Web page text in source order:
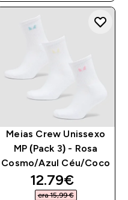
Meias Crew Unissexo
MP (Pack 3) - Rosa
Cosmo/Azul Céu/Coco
discounted
12.79€‎
era 15,99 €‎